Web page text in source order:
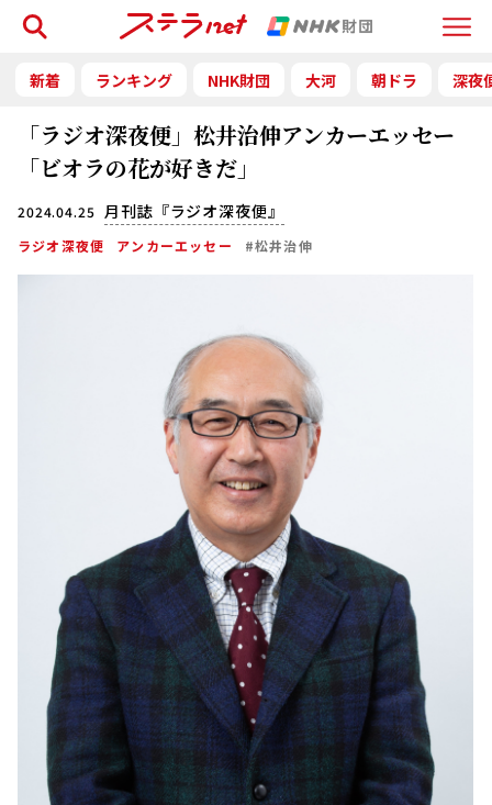
Menu
検索
新着 ランキング NHK財団 大河 朝ドラ 深夜
「ラジオ深夜便」松井治伸アンカーエッセー
「ビオラの花が好きだ」
2024.04.25 月刊誌『ラジオ深夜便』
ラジオ深夜便 アンカーエッセー #松井治伸